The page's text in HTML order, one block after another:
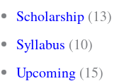
Scholarship (13)
Syllabus (10)
Upcoming (15)